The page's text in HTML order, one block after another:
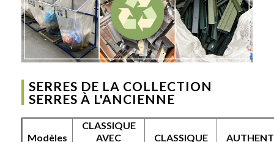
SERRES DE LA COLLECTION
SERRES À L'ANCIENNE
Modèles
CLASSIQUE
AVEC
CLASSIQUE